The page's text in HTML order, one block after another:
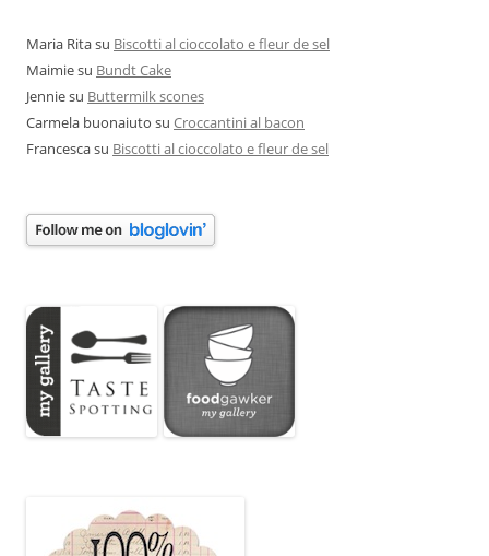
Maria Ritasu Biscotti al cioccolato e fleur de sel
Maimiesu Bundt Cake
Jenniesu Buttermilk scones
Carmela buonaiuto su Croccantini al bacon
Francescasu Biscotti al cioccolato e fleur de sel